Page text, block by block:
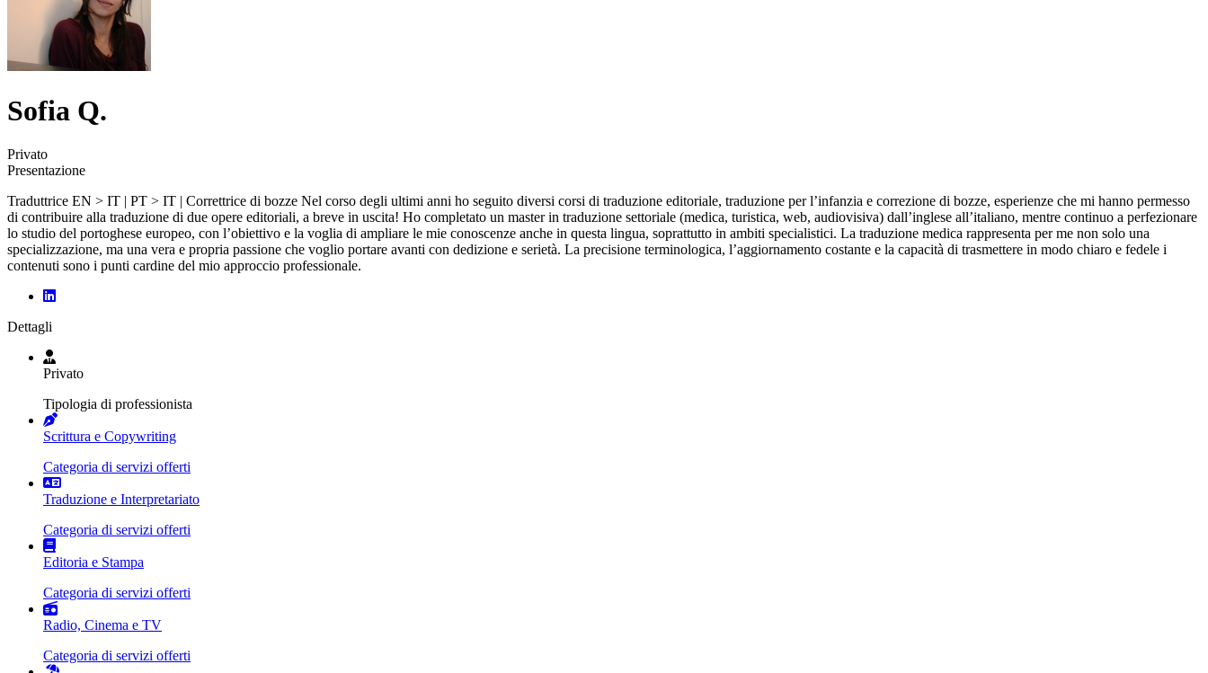
Sofia Q.
Privato
Presentazione
Traduttrice EN > IT | PT > IT | Correttrice di bozze Nel corso degli ultimi anni ho seguito diversi corsi di traduzione editoriale, traduzione per l’infanzia e correzione di bozze, esperienze che mi hanno permesso
di contribuire alla traduzione di due opere editoriali, a breve in uscita! Ho completato un master in traduzione settoriale (medica, turistica, web, audiovisiva) dall’inglese all’italiano, mentre continuo a perfezionare
lo studio del portoghese europeo, con l’obiettivo e la voglia di ampliare le mie conoscenze anche in questa lingua, soprattutto in ambiti specialistici. La traduzione medica rappresenta per me non solo una
specializzazione, ma una vera e propria passione che voglio portare avanti con dedizione e serietà. La precisione terminologica, l’aggiornamento costante e la capacità di trasmettere in modo chiaro e fedele i
contenuti sono i punti cardine del mio approccio professionale.
Dettagli
Privato
Tipologia di professionista
Scrittura e Copywriting
Categoria di servizi offerti
Traduzione e Interpretariato
Categoria di servizi offerti
Editoria e Stampa
Categoria di servizi offerti
Radio, Cinema e TV
Categoria di servizi offerti